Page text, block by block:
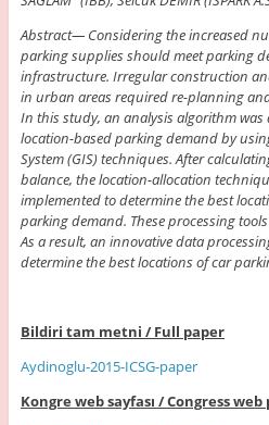
Abstract— Considering the increased
parking supplies should meet parking
infrastructure. Irregular construction
in urban areas required re-planning
In this study, an analysis algorithm was
location-based parking demand by
System (GIS) techniques. After
balance, the location-allocation
implemented to determine the best
parking demand. These processing
As a result, an innovative data
determine the best locations of car
Bildiri tam metni / Full paper
Aydinoglu-2015-ICSG-paper
Kongre web sayfası / Congress web